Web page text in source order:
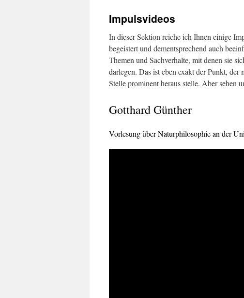
Impulsvideos
In dieser Sektion reiche ich Ihnen einige
begeistert und dementsprechend auch
Themen und Sachverhalte, mit denen sie
darlegen. Das ist eben exakt der Punkt,
Stelle prominent heraus stelle. Aber sehen
Gotthard Günther
Vorlesung über Naturphilosophie an der